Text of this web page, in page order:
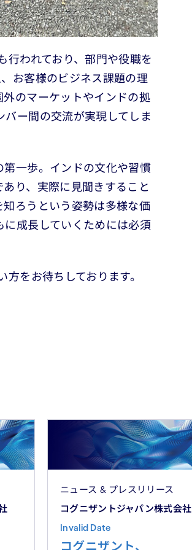
行われており、部門や役職を
お客様のビジネス課題の理
のマーケットやインドの拠
ー間の交流が実現してしま
一歩。インドの文化や習慣
り、実際に見聞きすること
ろうという姿勢は多様な価
成長していくためには必須
をお待ちしております。
ニュース & プレスリリース
コグニザントジャパン株式会社
Invalid Date
コグニザント、